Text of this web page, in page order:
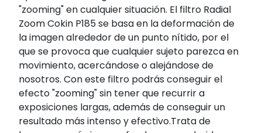
"zooming" en cualquier situación. El filtro Radial
Zoom Cokin P185 se basa en la deformación de
la imagen alrededor de un punto nítido, por el
que se provoca que cualquier sujeto parezca en
movimiento, acercándose o alejándose de
nosotros. Con este filtro podrás conseguir el
efecto "zooming" sin tener que recurrir a
exposiciones largas, además de conseguir un
resultado más intenso y efectivo.Trata de